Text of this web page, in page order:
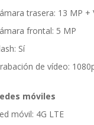
trasera: 13 MP +
frontal: 5 MP
Sí
de vídeo:
móviles
móvil: 4G LTE